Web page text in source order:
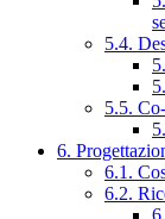
5.4.
5.5.
6.
6.1.
6.2.